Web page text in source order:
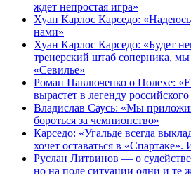
ждет непростая игра»
Хуан Карлос Карседо:
нами»
Хуан Карлос Карседо: «Будет
тренерский штаб соперника,
«Севилье»
Роман Павлюченко о Полехе:
вырастет в легенду
Владислав Саусь: «Мы
бороться за чемпионство»
Карседо: «Угальде всегда
хочет оставаться в «Спартаке».
Руслан Литвинов — о
но на поле ситуации одни и те